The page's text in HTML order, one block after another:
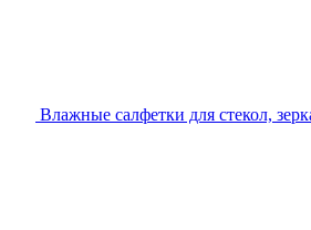
Влажные салфетки для стекол,